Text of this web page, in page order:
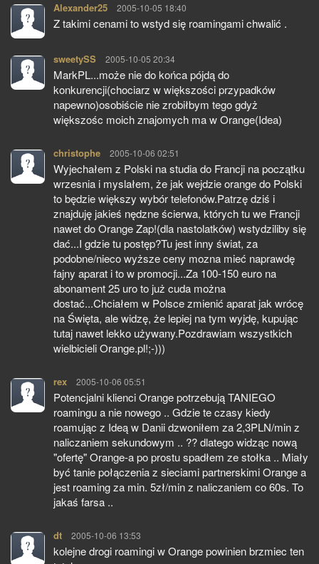
Alexander25 pisze:
2005-10-05 18:40
Z takimi cenami to wstyd się roamingami chwalić .
sweetySS pisze:
2005-10-05 20:34
MarkPL...może nie do końca pójdą do
konkurencji(chociarz w większości przypadków
napewno)osobiście nie zrobiłbym tego gdyż
większośc moich znajomych ma w Orange(Idea)
christophe pisze:
2005-10-06 02:51
Wyjechałem z Polski na studia do Francji na początku
wrzesnia i myslałem, że jak wejdzie orange do Polski
to będzie większy wybór telefonów.Patrzę dziś i
znajduję jakieś nędzne ścierwa, których tu we Francji
nawet do Orange Zap!(dla nastolatków) wstydziliby się
dać...I gdzie tu postęp?Tu jest inny świat, za
podobne/nieco wyższe ceny mozna mieć naprawdę
fajny aparat i to w promocji...Za 100-150 euro na
abonament 25 uro to już cuda można
dostać...Chciałem w Polsce zmienić aparat jak wrócę
na Święta, ale widzę, że lepiej na tym wyjdę, kupując
tutaj nawet lekko używany.Pozdrawiam wszystkich
wielbicieli Orange.pl!;-)))
rex pisze:
2005-10-06 05:51
Potencjalni klienci Orange potrzebują TANIEGO
roamingu a nie nowego .. Gdzie te czasy kiedy
roamując z Ideą w Danii dzwoniłem za 2,3PLN/min z
naliczaniem sekundowym .. ?? dlatego widząc nową
"ofertę" Orange-a po prostu spadłem ze stołka .. Miały
być tanie połączenia z sieciami partnerskimi Orange a
jest roaming za min. 5zł/min z naliczaniem co 60s. To
jakaś farsa ..
dt pisze:
2005-10-06 13:53
kolejne drogi roamingi w Orange powinien brzmiec ten